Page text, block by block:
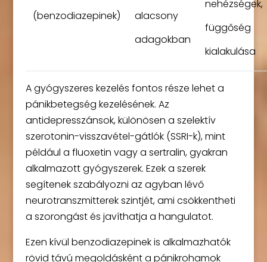
(benzodiazepinek)
alacsony
adagokban
nehézségek,
függőség
kialakulása
A gyógyszeres kezelés fontos része lehet a
pánikbetegség kezelésének. Az
antidepresszánsok, különösen a szelektív
szerotonin-visszavétel-gátlók (SSRI-k), mint
például a fluoxetin vagy a sertralin, gyakran
alkalmazott gyógyszerek. Ezek a szerek
segítenek szabályozni az agyban lévő
neurotranszmitterek szintjét, ami csökkentheti
a szorongást és javíthatja a hangulatot.
Ezen kívül benzodiazepinek is alkalmazhatók
rövid távú megoldásként a pánikrohamok